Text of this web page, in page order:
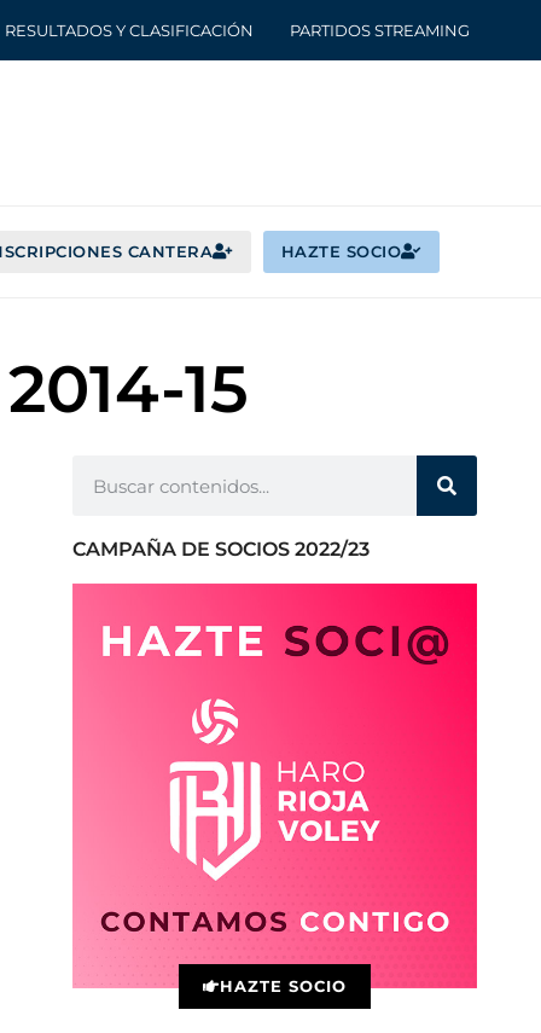
RESULTADOS Y CLASIFICACIÓN PARTIDOS STREAMING
CANTERA HAZTE SOCIO
15
CAMPAÑA DE SOCIOS 2022/23
HAZTE SOCIO